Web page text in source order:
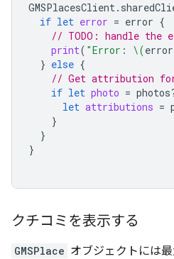
GMSPlacesClient.
if let error = error {
// TODO: handle the
print( "Error: \(error
} else {
// Get attribution
if let photo = photos
let attributions =
}
}
}
クチコミを表示する
GMSPlace オブジェクトには